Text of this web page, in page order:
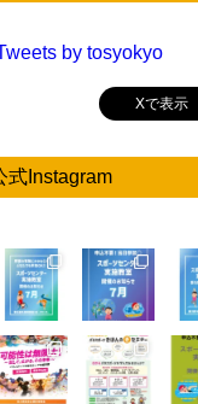
by tosyokyo
Xで表示
式Instagram